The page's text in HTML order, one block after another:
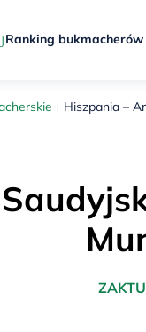
Ranking bukmacherów
Hiszpania –